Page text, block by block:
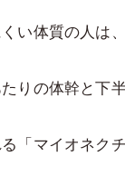
い体質の人は
りの体幹と下
「マイオネク